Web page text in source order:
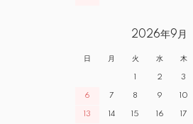
2026年9月
日 月 火 水 木
1 2 3
6 7 8 9 10
13 14 15 16 17